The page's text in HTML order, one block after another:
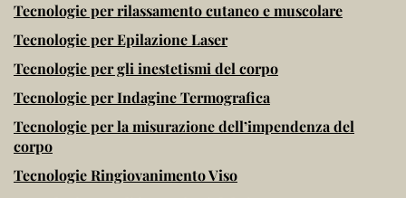
Tecnologie per rilassamento cutaneo e muscolare
Tecnologie per Epilazione Laser
Tecnologie per gli inestetismi del corpo
Tecnologie per Indagine Termografica
Tecnologie per la misurazione dell’impendenza del
corpo
Tecnologie Ringiovanimento Viso